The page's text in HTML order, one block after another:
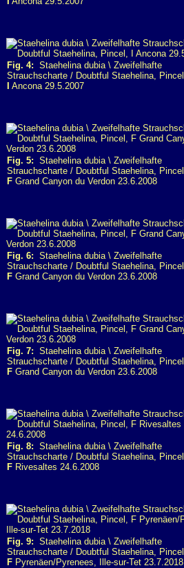
Fig. 4: Staehelina dubia \ Zweifelhafte
Strauchscharte / Doubtful Staehelina, Pincel
Ancona 29.5.2007
Fig. 5: Staehelina dubia \ Zweifelhafte
Strauchscharte / Doubtful Staehelina, Pincel
F Grand Canyon du Verdon 23.6.2008
Fig. 6: Staehelina dubia \ Zweifelhafte
Strauchscharte / Doubtful Staehelina, Pincel
F Grand Canyon du Verdon 23.6.2008
Fig. 7: Staehelina dubia \ Zweifelhafte
Strauchscharte / Doubtful Staehelina, Pincel
F Grand Canyon du Verdon 23.6.2008
Fig. 8: Staehelina dubia \ Zweifelhafte
Strauchscharte / Doubtful Staehelina, Pincel
F Rivesaltes 24.6.2008
Fig. 9: Staehelina dubia \ Zweifelhafte
Strauchscharte / Doubtful Staehelina, Pincel
F Pyrenäen/Pyrenees, Ille-sur-Tet 23.7.2018